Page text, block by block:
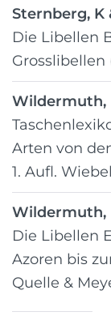
Sternberg, K
Die Libellen
Grosslibellen
Wildermuth,
Arten von
1. Aufl.
Wildermuth,
Die Libellen
Azoren bis
Quelle &